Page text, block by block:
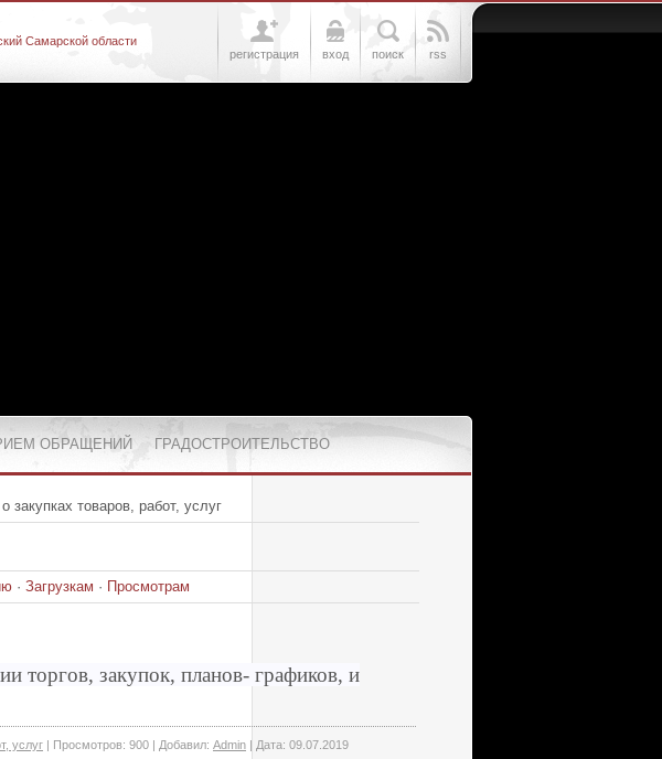
Самарской области
регистрация
вход поиск rss
ОБРАЩЕНИЙ ГРАДОСТРОИТЕЛЬСТВО
закупках товаров, работ, услуг
· Загрузкам · Просмотрам
торгов, закупок, планов- графиков, и
услуг | Просмотров: 900 | Добавил: Admin | Дата: 09.07.2019